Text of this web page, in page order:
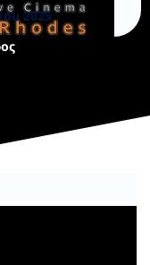
2025